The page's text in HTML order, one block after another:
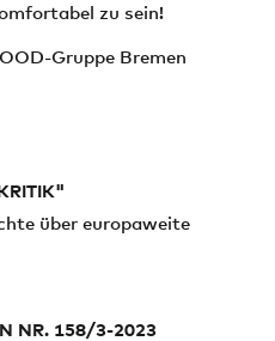
zu sein!
Gruppe Bremen
über europaweite
NR. 158/3-2023